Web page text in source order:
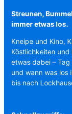
Streunen,
immer etwas los.
Kneipe und Kino,
Köstlichkeiten
etwas dabei –
und wann was los
bis nach